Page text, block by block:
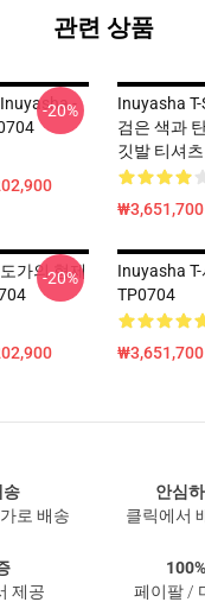
관련 상품
-
-20%
Inuyasha
검은 색과
깃발 티셔
가의 형제
-20%
Inuyasha
TP0704
송
로 배송
안심
클릭에서
제공
페이팔 /